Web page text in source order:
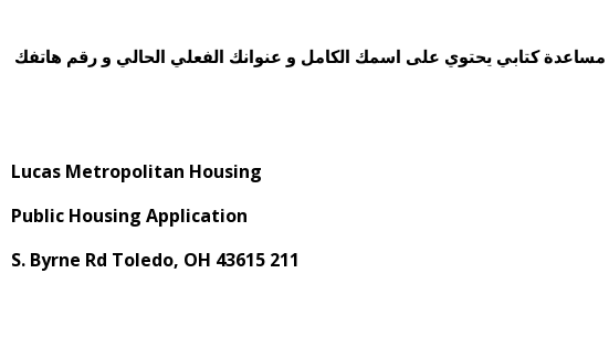
كتابي يحتوي على اسمك الكامل و عنوانك الفعلي الحالي و رقم هاتفك
Lucas Metropolitan Housing
Public Housing Application
211 S. Byrne Rd Toledo, OH 43615